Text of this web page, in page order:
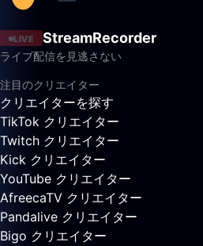
LIVE StreamRecorder
ライブ配信を見逃さない
注目のクリエイター
クリエイターを探す
TikTok クリエイター
Twitch クリエイター
Kick クリエイター
YouTube クリエイター
AfreecaTV クリエイター
Pandalive クリエイター
Bigo クリエイター